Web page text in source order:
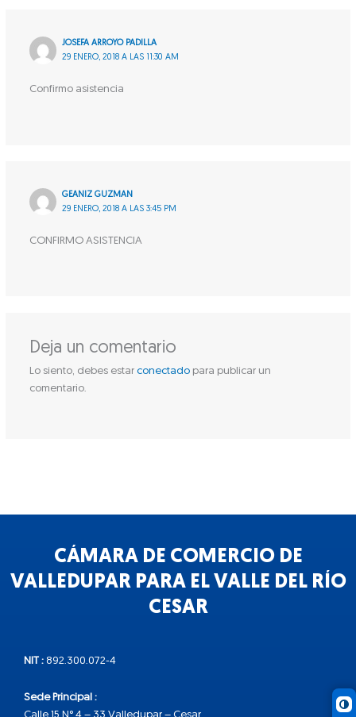
JOSEFA ARROYO PADILLA
29 ENERO, 2018 A LAS 11:30 AM
Confirmo asistencia
GEANIZ GUZMAN
29 ENERO, 2018 A LAS 3:45 PM
CONFIRMO ASISTENCIA
Deja un comentario
Lo siento, debes estar conectadopara publicar un
comentario.
CÁMARA DE COMERCIO DE
VALLEDUPAR PARA EL VALLE DEL RÍO
CESAR
NIT : 892.300.072-4
Sede Principal :
Calle 15 N° 4 – 33 Valledupar – Cesar